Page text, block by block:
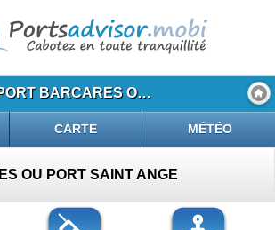
PORT BARCARES OU PORT SAINT ANGE
CARTE MÉTÉO
OU PORT SAINT ANGE